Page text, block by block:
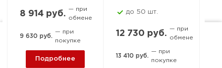
8 914 руб.
— при
обмене
9 630 руб.
— при
покупке
Подробнее
до 50 шт.
12 730 руб.
— при
обмене
13 410 руб.
— при
покупке
7
Ростов-на-Дону, пер. 1-й
Машиностроительный, 15-